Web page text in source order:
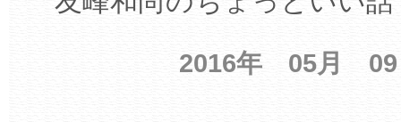
2016年 05月